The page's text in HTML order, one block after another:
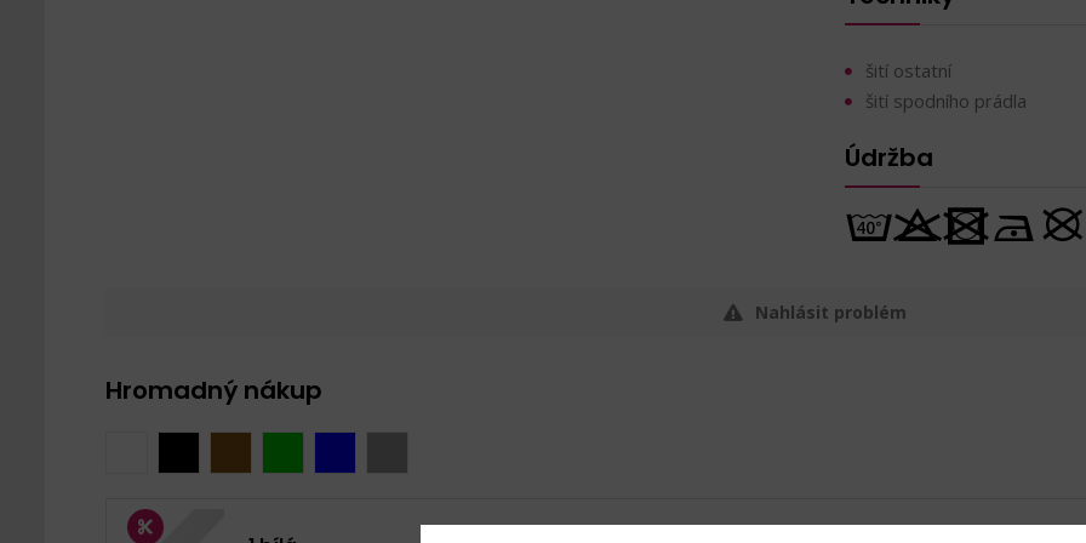
šití ostatní
šití spodního prádla
Údržba
Nahlásit problém
Hromadný nákup
15,30Kč